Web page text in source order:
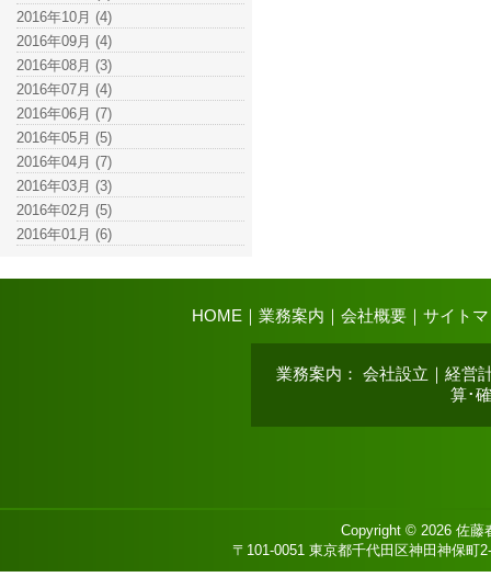
2016年10月 (4)
2016年09月 (4)
2016年08月 (3)
2016年07月 (4)
2016年06月 (7)
2016年05月 (5)
2016年04月 (7)
2016年03月 (3)
2016年02月 (5)
2016年01月 (6)
HOME ｜ 業務案内 ｜ 会社概要｜ サイト
業務案内 ： 会社設立 ｜ 経営
算･
Copyright © 2026 佐藤
〒101-0051 東京都千代田区神田神保町